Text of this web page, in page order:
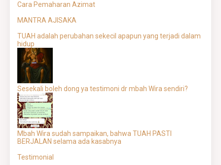
Cara Pemaharan Azimat
MANTRA AJISAKA
TUAH adalah perubahan sekecil apapun yang terjadi dalam
hidup
Sesekali boleh dong ya testimoni dr mbah Wira sendiri?
Mbah Wira sudah sampaikan, bahwa TUAH PASTI
BERJALAN selama ada kasabnya
Testimonial